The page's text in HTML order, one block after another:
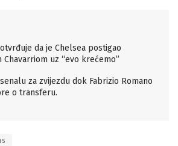
da je Chelsea postigao
uz “evo krećemo”
za zvijezdu dok Fabrizio Romano
o transferu.